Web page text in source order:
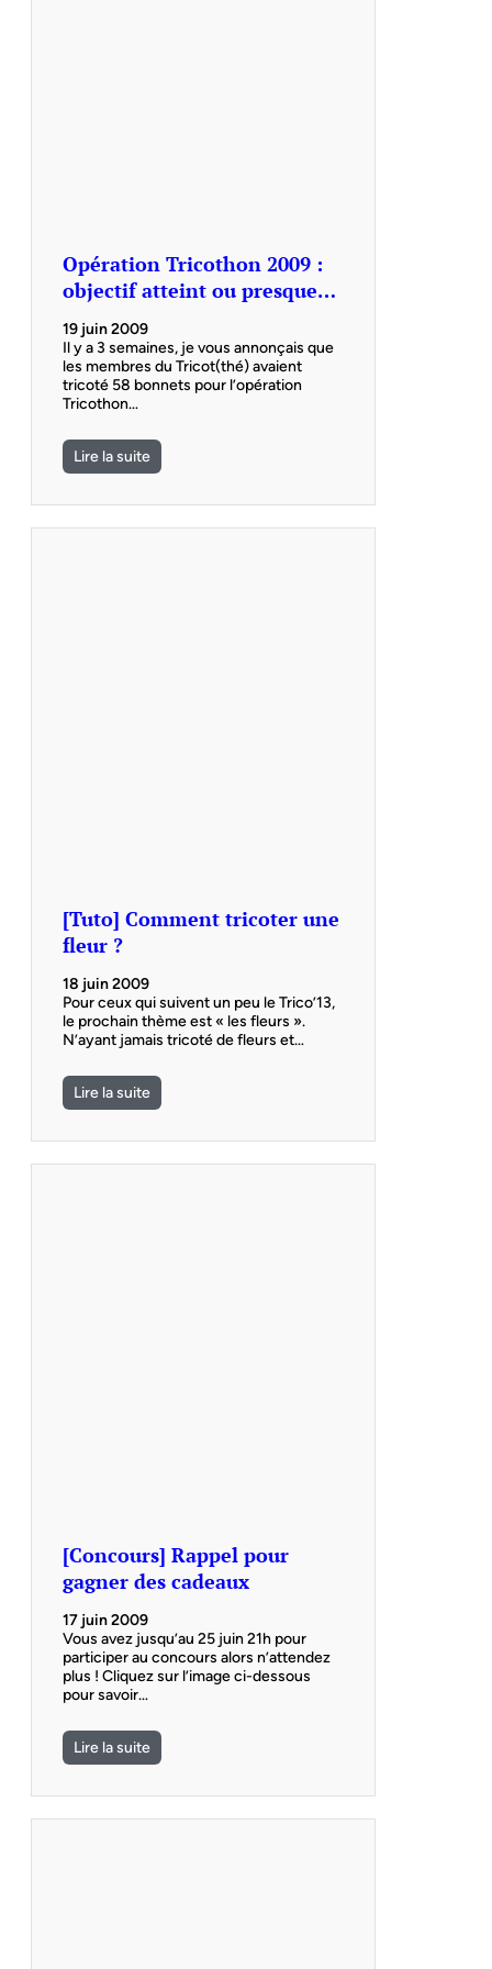
Opération Tricothon 2009 :
objectif atteint ou presque…
19 juin 2009
Il y a 3 semaines, je vous annonçais que
les membres du Tricot(thé) avaient
tricoté 58 bonnets pour l’opération
Tricothon…
Lire la suite
[Tuto] Comment tricoter une
fleur ?
18 juin 2009
Pour ceux qui suivent un peu le Trico’13,
le prochain thème est « les fleurs ».
N’ayant jamais tricoté de fleurs et…
Lire la suite
[Concours] Rappel pour
gagner des cadeaux
17 juin 2009
Vous avez jusqu’au 25 juin 21h pour
participer au concours alors n’attendez
plus ! Cliquez sur l’image ci-dessous
pour savoir…
Lire la suite